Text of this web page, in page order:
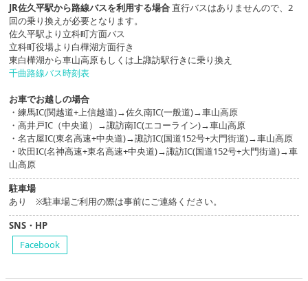
JR佐久平駅から路線バスを利用する場合直行バスはありませんので、2
回の乗り換えが必要となります。
佐久平駅より立科町方面バス
立科町役場より白樺湖方面行き
東白樺湖から車山高原もしくは上諏訪駅行きに乗り換え
千曲路線バス時刻表
お車でお越しの場合
・練馬IC(関越道+上信越道)→佐久南IC(一般道)→車山高原
・高井戸IC（中央道）→諏訪南IC(エコーライン)→車山高原
・名古屋IC(東名高速+中央道)→諏訪IC(国道152号+大門街道)→車山高原
・吹田IC(名神高速+東名高速+中央道)→諏訪IC(国道152号+大門街道)→車
山高原
駐車場
あり ※駐車場ご利用の際は事前にご連絡ください。
SNS・HP
Facebook